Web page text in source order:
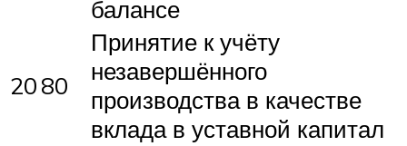
балансе
2080
Принятие к учёту
незавершённого
производства в качестве
вклада в уставной капитал